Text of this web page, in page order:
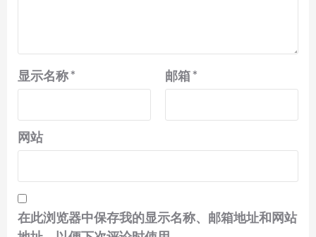
显示名称* 邮箱*
网站
在此浏览器中保存我的显示名称、邮箱地址和网站